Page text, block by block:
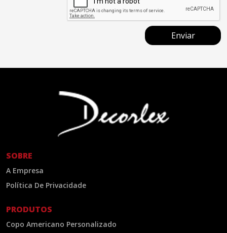
Enviar
SOBRE
A Empresa
Política De Privacidade
PRODUTOS
Copo Americano Personalizado